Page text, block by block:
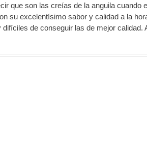
que son las creías de la anguila cuando
su excelentísimo sabor y calidad a la
difíciles de conseguir las de mejor